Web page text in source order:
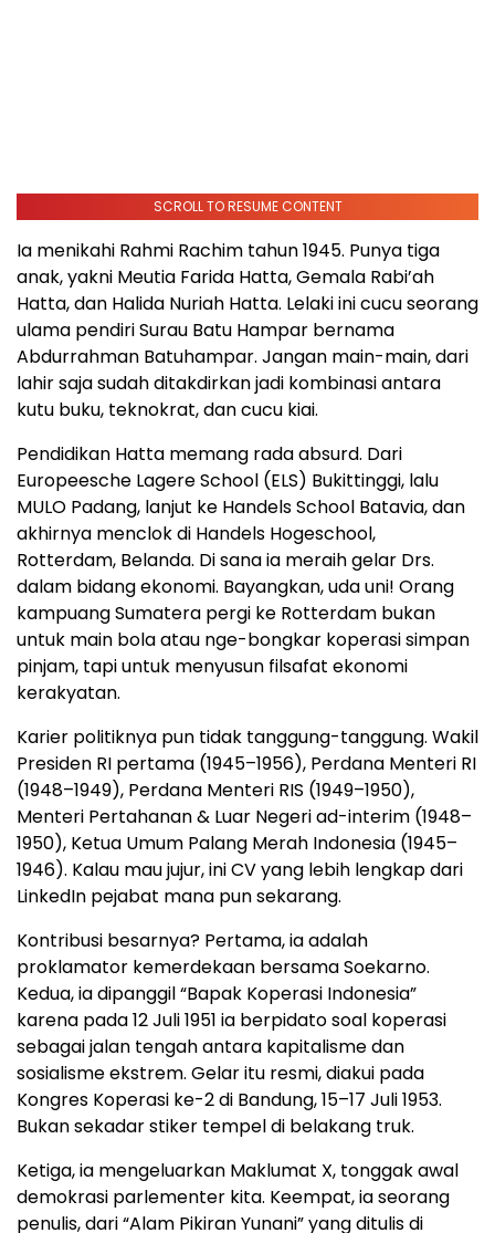
SCROLL TO RESUME CONTENT
Ia menikahi Rahmi Rachim tahun 1945. Punya tiga
anak, yakni Meutia Farida Hatta, Gemala Rabi’ah
Hatta, dan Halida Nuriah Hatta. Lelaki ini cucu seorang
ulama pendiri Surau Batu Hampar bernama
Abdurrahman Batuhampar. Jangan main-main, dari
lahir saja sudah ditakdirkan jadi kombinasi antara
kutu buku, teknokrat, dan cucu kiai.
Pendidikan Hatta memang rada absurd. Dari
Europeesche Lagere School (ELS) Bukittinggi, lalu
MULO Padang, lanjut ke Handels School Batavia, dan
akhirnya menclok di Handels Hogeschool,
Rotterdam, Belanda. Di sana ia meraih gelar Drs.
dalam bidang ekonomi. Bayangkan, uda uni! Orang
kampuang Sumatera pergi ke Rotterdam bukan
untuk main bola atau nge-bongkar koperasi simpan
pinjam, tapi untuk menyusun filsafat ekonomi
kerakyatan.
Karier politiknya pun tidak tanggung-tanggung. Wakil
Presiden RI pertama (1945–1956), Perdana Menteri RI
(1948–1949), Perdana Menteri RIS (1949–1950),
Menteri Pertahanan & Luar Negeri ad-interim (1948–
1950), Ketua Umum Palang Merah Indonesia (1945–
1946). Kalau mau jujur, ini CV yang lebih lengkap dari
LinkedIn pejabat mana pun sekarang.
Kontribusi besarnya? Pertama, ia adalah
proklamator kemerdekaan bersama Soekarno.
Kedua, ia dipanggil “Bapak Koperasi Indonesia”
karena pada 12 Juli 1951 ia berpidato soal koperasi
sebagai jalan tengah antara kapitalisme dan
sosialisme ekstrem. Gelar itu resmi, diakui pada
Kongres Koperasi ke-2 di Bandung, 15–17 Juli 1953.
Bukan sekadar stiker tempel di belakang truk.
Ketiga, ia mengeluarkan Maklumat X, tonggak awal
demokrasi parlementer kita. Keempat, ia seorang
penulis, dari “Alam Pikiran Yunani” yang ditulis di